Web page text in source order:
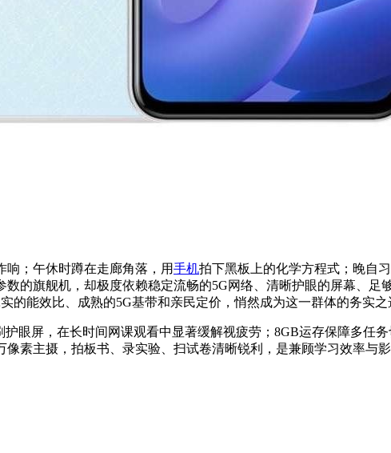
；午休时蹲在走廊角落，用手机拍下黑板上的化学方程式；晚自
的旗舰机，却极度依赖稳定流畅的5G网络、清晰护眼的屏幕、足
的能效比、成熟的5G基带和亲民定价，悄然成为这一群体的务实之
护眼屏，在长时间网课观看中显著缓解视疲劳；8GB运存保障多任务
素主摄，拍板书、录实验、扫试卷清晰锐利，是兼顾学习效率与